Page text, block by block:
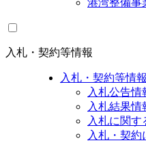
港湾整備事
入札・契約等情報
入札・契約等情報
入札公告情
入札結果情
入札に関す
入札・契